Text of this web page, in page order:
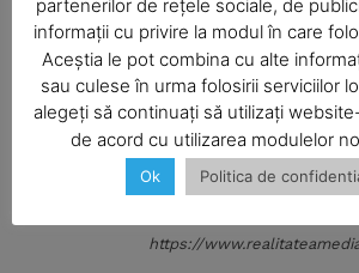
SUBSCRIBE NOW
CompanyRealitatea
https://
partenerilor de rețele sociale, de
informații cu privire la modul în care
Aceștia le pot combina cu alte
sau culese în urma folosirii serviciilor
alegeți să continuați să utilizați
de acord cu utilizarea modulelor
Ok Politica de